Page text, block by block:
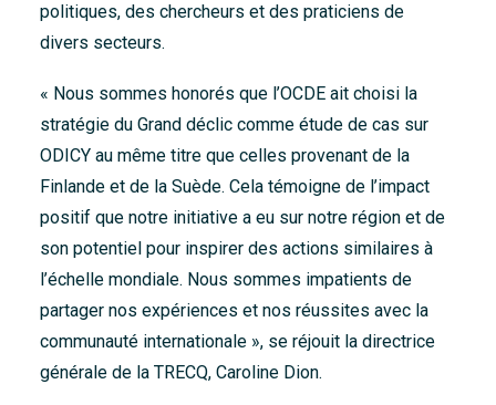
politiques, des chercheurs et des praticiens de
divers secteurs.
« Nous sommes honorés que l’OCDE ait choisi la
stratégie du Grand déclic comme étude de cas sur
ODICY au même titre que celles provenant de la
Finlande et de la Suède. Cela témoigne de l’impact
positif que notre initiative a eu sur notre région et de
son potentiel pour inspirer des actions similaires à
l’échelle mondiale. Nous sommes impatients de
partager nos expériences et nos réussites avec la
communauté internationale », se réjouit la directrice
générale de la TRECQ, Caroline Dion.